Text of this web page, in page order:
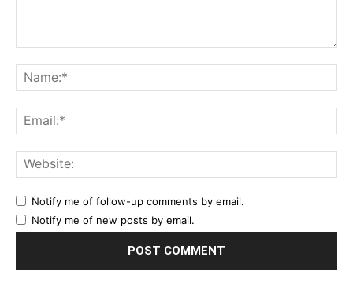
Notify me of follow-up comments by email.
Notify me of new posts by email.